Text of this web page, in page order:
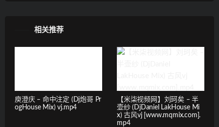
相关推荐
庾澄庆 – 命中注定 (Dj炮哥 Pr
ogHouse Mix) vj.mp4
【米柒视频网】刘珂矣 – 半
壶纱 (DjDaniel LakHouse Mi
x) 古风vj [www.mqmix.com].
mp4